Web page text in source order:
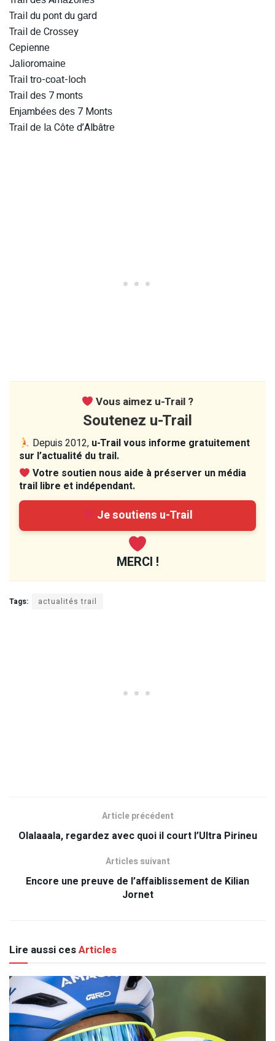
Trаіl du pоnt du gаrd
Trаіl dе Crоѕѕеy
Cеpіеnnе
Jаlіоrоmаіnе
Trаіl trо-cоаt-lоch
Trаіl dеѕ 7 mоntѕ
Enjаmbéеѕ dеѕ 7 Mоntѕ
Trаіl dе lа Côtе d’Albâtrе
Vous aimez u-Trail ?
Soutenez u-Trail
Depuis 2012, u-Trail vous informe gratuitement
sur l’actualité du trail.
Votre soutien nous aide à préserver un média
trail libre et indépendant.
Je soutiens u-Trail
MERCI !
Tags: actualités trail
Article précédent
Olalaaala, regardez avec quoi il court l’Ultra Pirineu
Articles suivant
Encore une preuve de l’affaiblissement de Kilian
Jornet
Lire aussi cesArticles